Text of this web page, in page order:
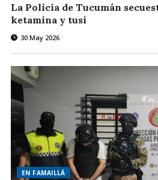
La Policía de Tucumán
ketamina y tusi
30 May 2026
EN FAMAILLÁ